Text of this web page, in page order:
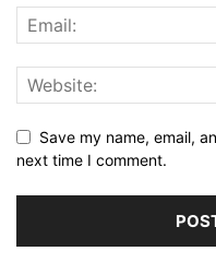
Save my name, email,
next time I comment.